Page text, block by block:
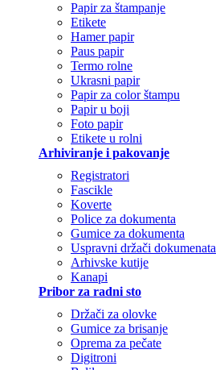
Papir za štampanje
Etikete
Hamer papir
Paus papir
Termo rolne
Ukrasni papir
Papir za color štampu
Papir u boji
Foto papir
Etikete u rolni
Arhiviranje i pakovanje
Registratori
Fascikle
Koverte
Police za dokumenta
Gumice za dokumenta
Uspravni držači dokumenata
Arhivske kutije
Kanapi
Pribor za radni sto
Držači za olovke
Gumice za brisanje
Oprema za pečate
Digitroni